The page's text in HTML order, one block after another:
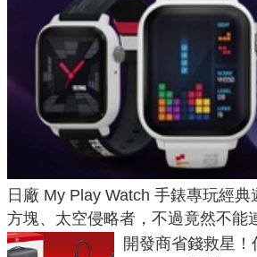
日廠 My Play Watch 手錶專玩經
方塊、太空侵略者，不過竟然不能
開發商省錢救星！